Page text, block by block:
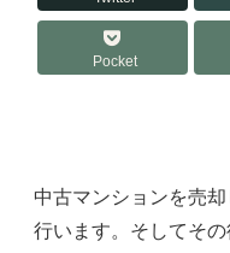
Pocket
中古マンションを売
行います。そしてそ